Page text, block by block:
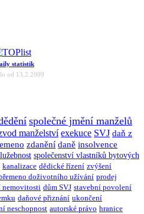
statistik
od 13.2.2009
společné jmění manželů
manželství exekuce SVJ daň z
zdanění daně insolvence
společenství vlastníků bytových
kanalizace dědické řízení zvýšení
doživotního užívání prodej
nemovitosti dům SVJ stavební povolení
daňové přiznání ukončení
neschopnost autorské právo hranice